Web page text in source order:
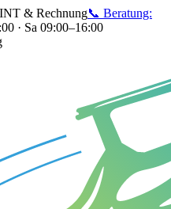
& Rechnung📞 Beratung:
· Sa 09:00–16:00